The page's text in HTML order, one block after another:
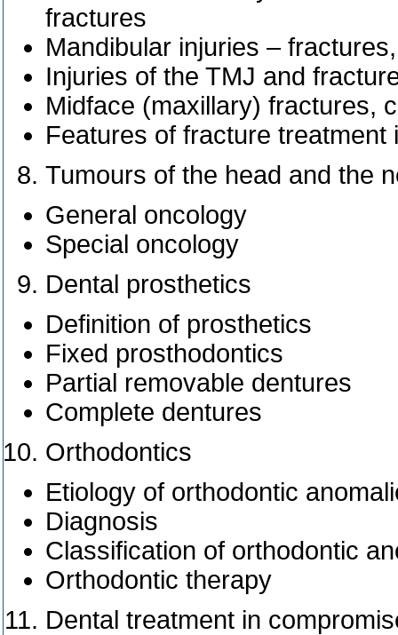
fractures
Mandibular injuries –
Injuries of the TMJ and
Midface (maxillary) fractures,
Features of fracture treatment
Tumours of the head and the
General oncology
Special oncology
Dental prosthetics
Definition of prosthetics
Fixed prosthodontics
Partial removable dentures
Complete dentures
Orthodontics
Etiology of orthodontic
Diagnosis
Classification of orthodontic
Orthodontic therapy
Dental treatment in